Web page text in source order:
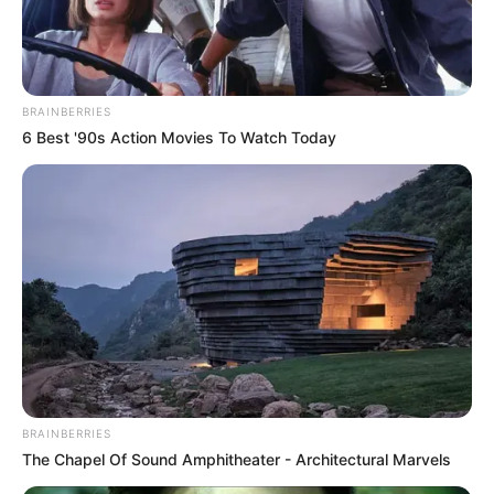
Ouest-France : 2 – 3 – 7 – 13 – 1 – 8 – 4 – 6
Paris-Courses.com : 2 – 3 – 4 – 1 – 7 – 13 – 14 – 11
BRAINBERRIES
6 Best '90s Action Movies To Watch Today
BRAINBERRIES
The Chapel Of Sound Amphitheater - Architectural Marvels